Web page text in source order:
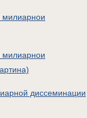
милиарнои
милиарнои
диссеминации